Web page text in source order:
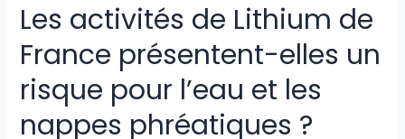
Les activités de Lithium de
France présentent-elles un
risque pour l’eau et les
nappes phréatiques ?
Les
activités
de
Lithium
France